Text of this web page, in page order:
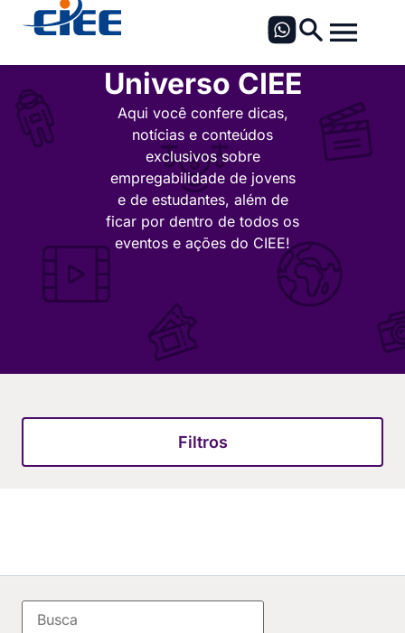
Universo CIEE
Aqui você confere dicas,
notícias e conteúdos
exclusivos sobre
empregabilidade de jovens
e de estudantes, além de
ficar por dentro de todos os
eventos e ações do CIEE!
Filtros